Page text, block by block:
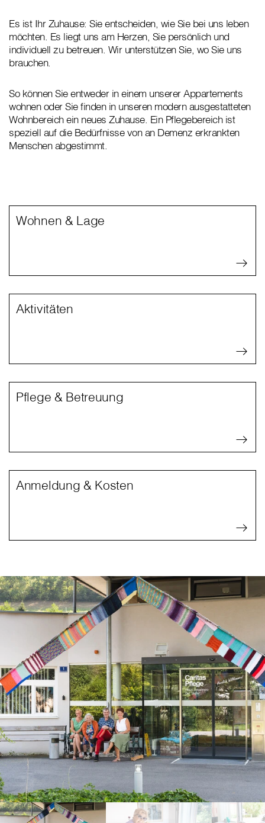
Es ist Ihr Zuhause: Sie entscheiden, wie Sie bei uns leben
möchten. Es liegt uns am Herzen, Sie persönlich und
individuell zu betreuen. Wir unterstützen Sie, wo Sie uns
brauchen.
So können Sie entweder in einem unserer Appartements
wohnen oder Sie finden in unseren modern ausgestatteten
Wohnbereich ein neues Zuhause. Ein Pflegebereich ist
speziell auf die Bedürfnisse von an Demenz erkrankten
Menschen abgestimmt.
Wohnen & Lage
Aktivitäten
Pflege & Betreuung
Anmeldung & Kosten